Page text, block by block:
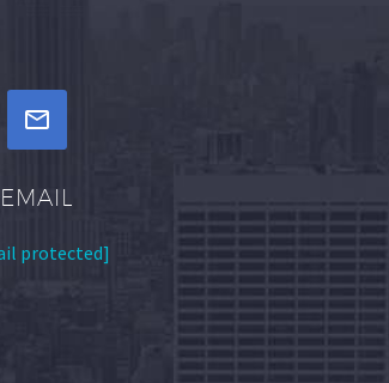


EMAIL
protected]